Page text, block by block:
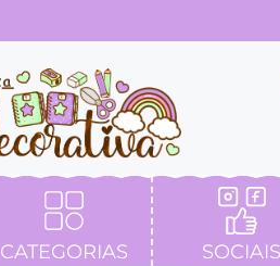
CATEGORIAS SOCIAIS